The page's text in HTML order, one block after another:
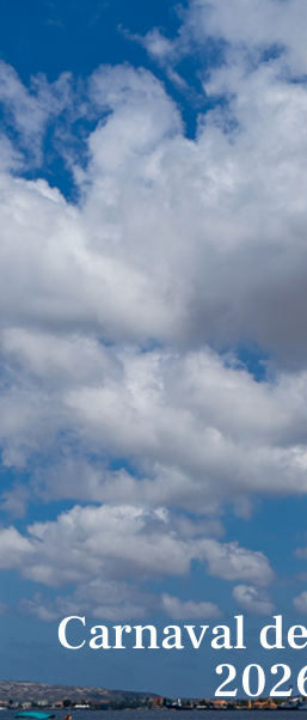
Carnaval